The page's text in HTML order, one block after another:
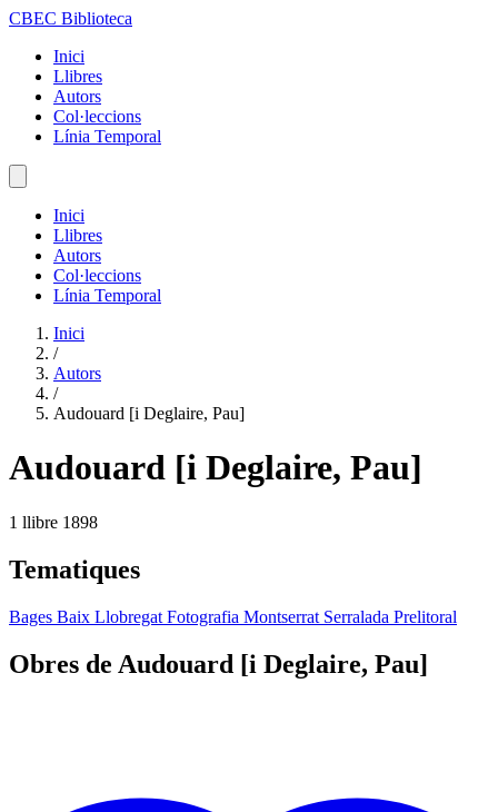
CBEC Biblioteca
Inici
Llibres
Autors
Col·leccions
Línia Temporal
Inici
Llibres
Autors
Col·leccions
Línia Temporal
Inici
/
Autors
/
Audouard [i Deglaire, Pau]
Audouard [i Deglaire, Pau]
1 llibre 1898
Tematiques
Bages Baix Llobregat Fotografia Montserrat Serralada Prelitoral
Obres de Audouard [i Deglaire, Pau]